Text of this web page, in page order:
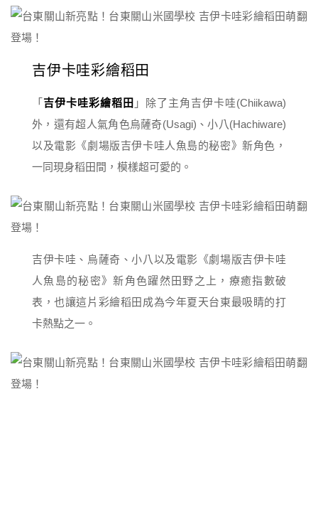
吉伊卡哇彩繪稻田
「 吉伊卡哇彩繪稻田 」除了主角吉伊卡哇(Chiikawa)
外，還有超人氣角色烏薩奇(Usagi)、小八(Hachiware)
以及電影《劇場版吉伊卡哇人魚島的秘密》新角色，
一同現身稻田間，模樣超可愛的。
吉伊卡哇、烏薩奇、小八以及電影《劇場版吉伊卡哇
人魚島的秘密》新角色躍然田野之上，療癒指數破
表，也讓這片彩繪稻田成為今年夏天台東最吸睛的打
卡熱點之一。